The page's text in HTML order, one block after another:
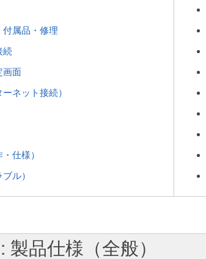
属品・修理
続
画面
ネット接続）
仕様）
ル）
製品仕様（全般）